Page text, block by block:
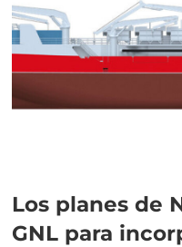
Los planes de
GNL para